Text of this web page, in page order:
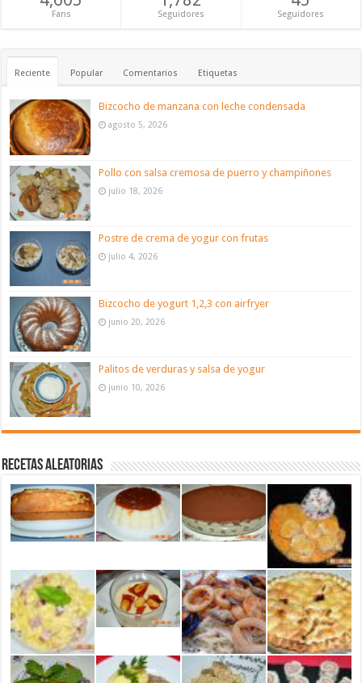
Fans Seguidores Seguidores
Reciente Popular Comentarios Etiquetas
Bizcocho de manzana con leche condensada
agosto 5, 2026
Pollo con salsa cremosa de puerro y champiñones
julio 18, 2026
Postre de crema de yogur con frutas
julio 4, 2026
Bizcocho de yogurt 1,2,3 con airfryer
junio 20, 2026
Palitos de verduras y salsa de yogur
junio 10, 2026
Recetas aleatorias